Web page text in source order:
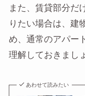
また、賃貸部分だ
りたい場合は、建
め、通常のアパー
理解しておきまし
あわせて読みたい